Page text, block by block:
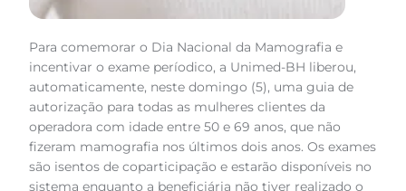
Para comemorar o Dia Nacional da Mamografia e
incentivar o exame períodico, a Unimed-BH liberou,
automaticamente, neste domingo (5), uma guia de
autorização para todas as mulheres clientes da
operadora com idade entre 50 e 69 anos, que não
fizeram mamografia nos últimos dois anos. Os exames
são isentos de coparticipação e estarão disponíveis no
sistema enquanto a beneficiária não tiver realizado o